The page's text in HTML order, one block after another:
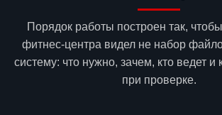
Порядок работы построен так,
фитнес-центра видел не набор
систему: что нужно, зачем, кто ведет и
при проверке.